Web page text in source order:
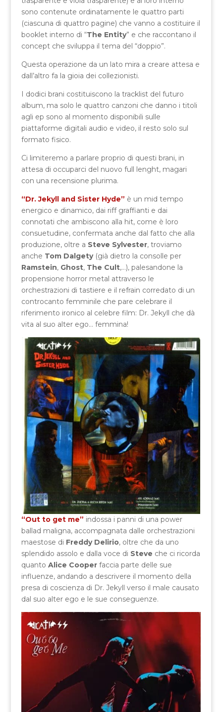
sono contenute ordinatamente le quattro parti
(ciascuna di quattro pagine) che vanno a costituire il
booklet interno di “The Entity” e che raccontano il
concept che sviluppa il tema del “doppio”.
Questa operazione da un lato mira a creare attesa e
dall’altro fa la gioia dei collezionisti.
I dodici brani costituiscono la tracklist del futuro
album, ma solo le quattro canzoni che danno i titoli
agli ep sono al momento disponibili sulle
piattaforme digitali audio e video, il resto solo sul
formato fisico.
Ci limiteremo a parlare proprio di questi brani, in
attesa di occuparci del nuovo full lenght, magari
con una recensione plurima.
“Dr. Jekyll and Sister Hyde” è un mid tempo
energico e dinamico, dai riff graffianti e dai
connotati che ambiscono alla hit, come è loro
consuetudine, confermata anche dal fatto che alla
produzione, oltre a Steve Sylvester, troviamo
anche Tom Dalgety(già dietro la consolle per
Ramstein, Ghost, The Cult,…), palesandone la
propensione horror metal attraverso le
orchestrazioni di tastiere e il refrain corredato di un
controcanto femminile che pare celebrare il
riferimento ironico al celebre film: Dr. Jekyll che dà
vita al suo alter ego… femmina!
“Out to get me” indossa i panni di una power
ballad maligna, accompagnata dalle orchestrazioni
maestose di Freddy Delirio, oltre che da uno
splendido assolo e dalla voce di Steve che ci ricorda
quanto Alice Cooperfaccia parte delle sue
influenze, andando a descrivere il momento della
presa di coscienza di Dr. Jekyll verso il male causato
dal suo alter ego e le sue conseguenze.